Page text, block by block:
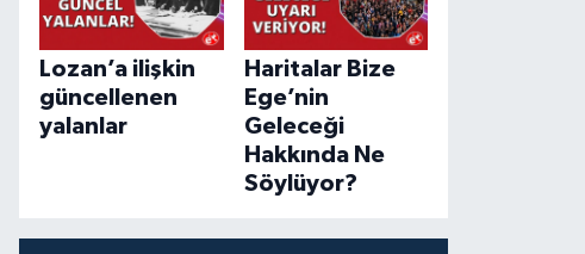
Lozan’a ilişkin
güncellenen
yalanlar
Haritalar Bize
Ege’nin
Geleceği
Hakkında Ne
Söylüyor?